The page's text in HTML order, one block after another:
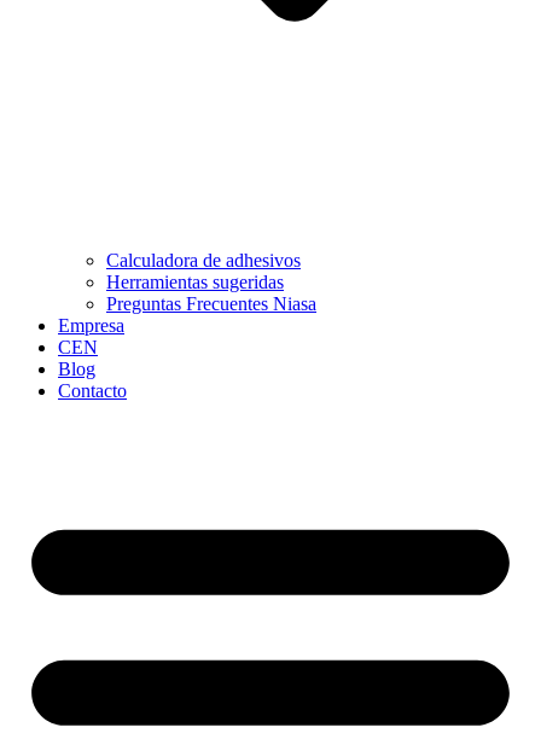
Calculadora de adhesivos
Herramientas sugeridas
Preguntas Frecuentes Niasa
Empresa
CEN
Blog
Contacto